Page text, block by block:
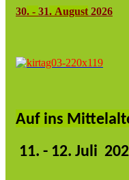
30. - 31. August 2026
Auf ins
11. - 12. Juli